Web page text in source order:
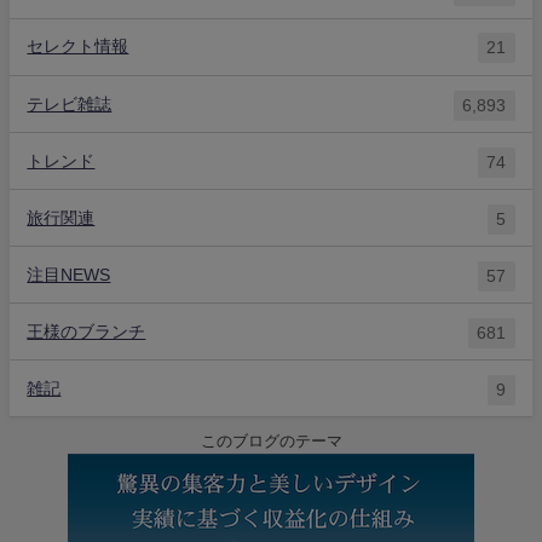
セレクト情報 21
テレビ雑誌 6,893
トレンド 74
旅行関連 5
注目NEWS 57
王様のブランチ 681
雑記 9
このブログのテーマ